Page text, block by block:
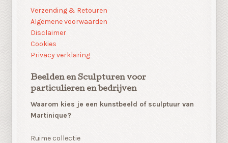
Verzending & Retouren
Algemene voorwaarden
Disclaimer
Cookies
Privacy verklaring
Beelden en Sculpturen voor
particulieren en bedrijven
Waarom kies je een kunstbeeld of sculptuur van
Martinique?
Ruime collectie